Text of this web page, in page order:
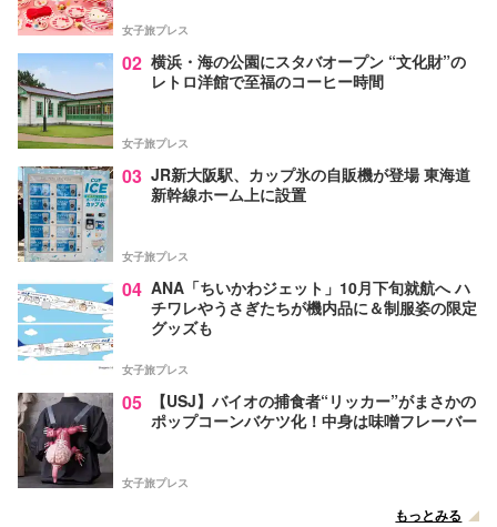
女子旅プレス
02 横浜・海の公園にスタバオープン “文化財”の
レトロ洋館で至福のコーヒー時間
女子旅プレス
03 JR新大阪駅、カップ氷の自販機が登場 東海道
新幹線ホーム上に設置
女子旅プレス
04 ANA「ちいかわジェット」10月下旬就航へ ハ
チワレやうさぎたちが機内品に＆制服姿の限定
グッズも
女子旅プレス
05
【USJ】バイオの捕食者“リッカー”がまさかの
ポップコーンバケツ化！中身は味噌フレーバー
女子旅プレス
もっとみる